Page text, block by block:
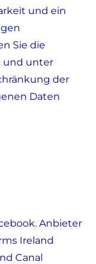
und ein
Sie die
und unter
der
Daten
Anbieter
Ireland
Canal